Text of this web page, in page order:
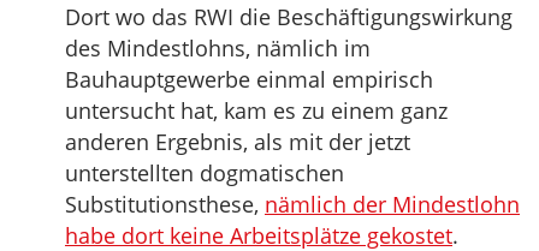
Dort wo das RWI die Beschäftigungswirkung
des Mindestlohns, nämlich im
Bauhauptgewerbe einmal empirisch
untersucht hat, kam es zu einem ganz
anderen Ergebnis, als mit der jetzt
unterstellten dogmatischen
Substitutionsthese, nämlich der Mindestlohn
habe dort keine Arbeitsplätze gekostet.